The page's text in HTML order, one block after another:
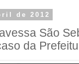
de 2012
São
da